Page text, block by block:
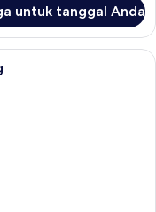
untuk tanggal Anda
1 Tempat Tidur